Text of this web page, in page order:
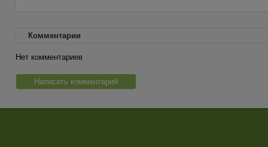
Комментарии
Нет комментариев
Написать комментарий